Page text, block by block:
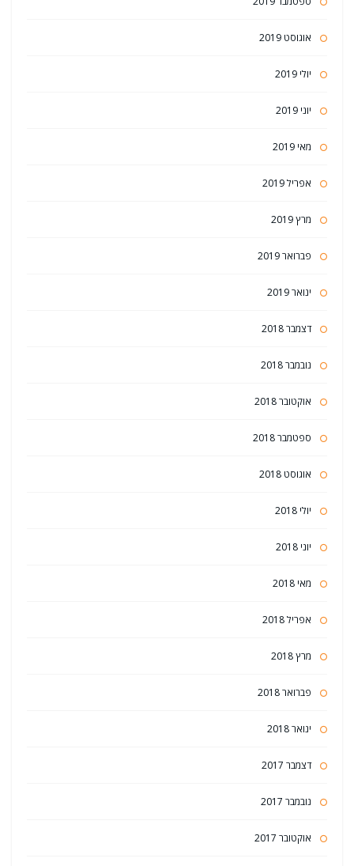
אוגוסט 2019
יולי 2019
יוני 2019
מאי 2019
אפריל 2019
מרץ 2019
פברואר 2019
ינואר 2019
דצמבר 2018
נובמבר 2018
אוקטובר 2018
ספטמבר 2018
אוגוסט 2018
יולי 2018
יוני 2018
מאי 2018
אפריל 2018
מרץ 2018
פברואר 2018
ינואר 2018
דצמבר 2017
נובמבר 2017
אוקטובר 2017